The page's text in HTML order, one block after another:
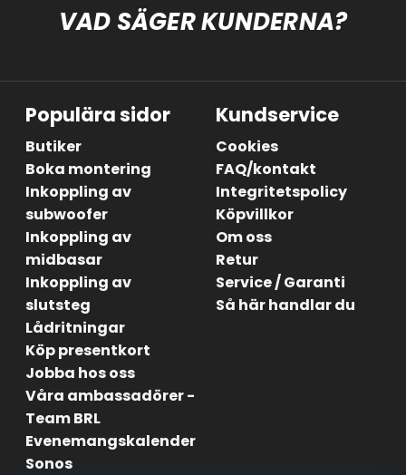
VAD SÄGER KUNDERNA?
Populära sidor
Butiker
Boka montering
Inkoppling av
subwoofer
Inkoppling av
midbasar
Inkoppling av
slutsteg
Lådritningar
Köp presentkort
Jobba hos oss
Våra ambassadörer -
Team BRL
Evenemangskalender
Sonos
Kundservice
Cookies
FAQ/kontakt
Integritetspolicy
Köpvillkor
Om oss
Retur
Service / Garanti
Så här handlar du